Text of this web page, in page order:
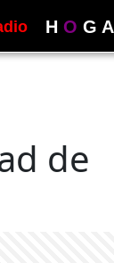
H O G A
de